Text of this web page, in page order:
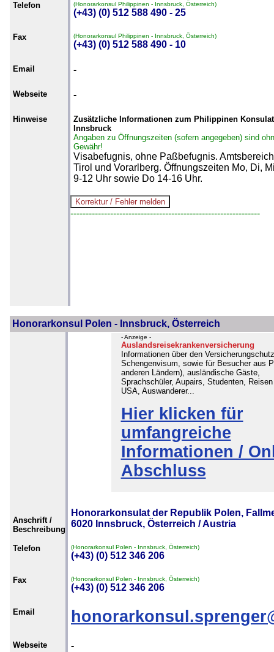
Telefon (Honorarkonsul Philippinen - Innsbruck, Österreich)
(+43) (0) 512 588 490 - 25
Fax (Honorarkonsul Philippinen - Innsbruck, Österreich)
(+43) (0) 512 588 490 - 10
Email -
Webseite -
Hinweise
Zusätzliche Informationen zum Philippinen
Innsbruck
Angaben zu Öffnungszeiten (sofern angegeben) sind
Gewähr!
Visabefugnis, ohne Paßbefugnis.
Tirol und Vorarlberg. Öffnungszeiten Mo, Di,
9-12 Uhr sowie Do 14-16 Uhr.
--------------------------------------------------------------
Honorarkonsul Polen - Innsbruck, Österreich
- Anzeige -
Auslandsreisekrankenversicherung
Informationen über den
Schengenvisum, sowie für Besucher aus
anderen Ländern), ausländische Gäste,
Sprachschüler, Aupairs, Studenten,
USA, Auswanderer...
Hier klicken für
umfangreiche
Informationen /
Abschluss
Anschrift /
Beschreibung
Honorarkonsulat der Republik Polen,
6020 Innsbruck, Österreich / Austria
Telefon (Honorarkonsul Polen - Innsbruck, Österreich)
(+43) (0) 512 346 206
Fax (Honorarkonsul Polen - Innsbruck, Österreich)
(+43) (0) 512 346 206
Email
Webseite -